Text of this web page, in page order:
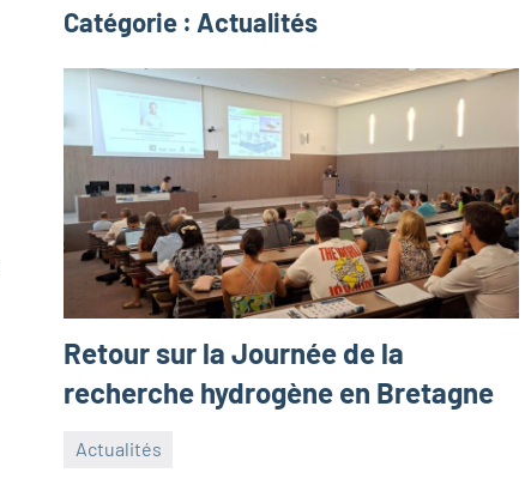
Catégorie : Actualités
Retour sur la Journée de la
recherche hydrogène en Bretagne
Actualités